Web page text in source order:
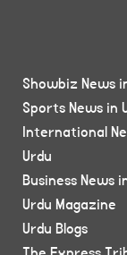
Showbiz News
Sports News in
International
Urdu
Business News
Urdu Magazine
Urdu Blogs